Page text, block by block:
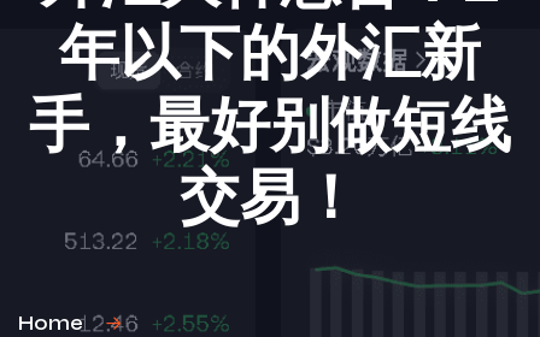
年以下的外汇新
手，最好别做短线
交易！
Home